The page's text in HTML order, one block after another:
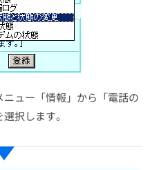
ュー「情報」から「電話の
択します。